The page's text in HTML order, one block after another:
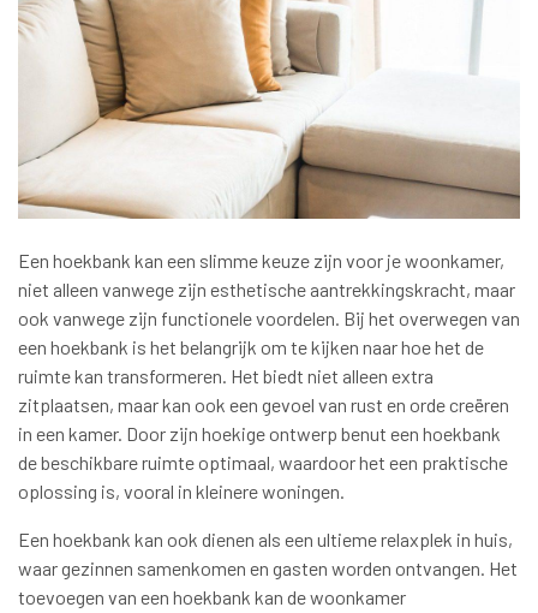
Een hoekbank kan een slimme keuze zijn voor je woonkamer,
niet alleen vanwege zijn esthetische aantrekkingskracht, maar
ook vanwege zijn functionele voordelen. Bij het overwegen van
een hoekbank is het belangrijk om te kijken naar hoe het de
ruimte kan transformeren. Het biedt niet alleen extra
zitplaatsen, maar kan ook een gevoel van rust en orde creëren
in een kamer. Door zijn hoekige ontwerp benut een hoekbank
de beschikbare ruimte optimaal, waardoor het een praktische
oplossing is, vooral in kleinere woningen.
Een hoekbank kan ook dienen als een ultieme relaxplek in huis,
waar gezinnen samenkomen en gasten worden ontvangen. Het
toevoegen van een hoekbank kan de woonkamer